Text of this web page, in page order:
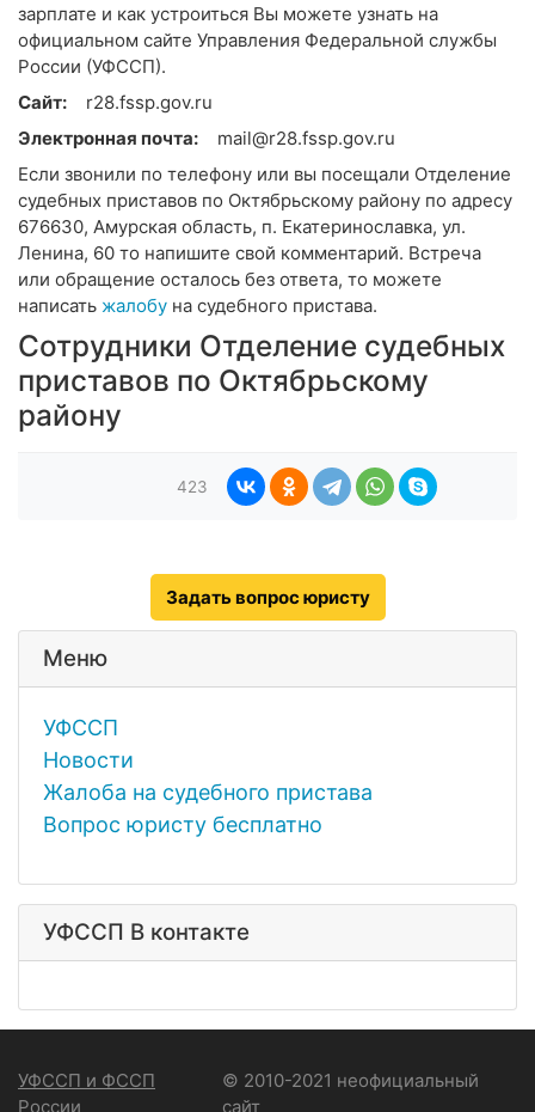
зарплате и как устроиться Вы можете узнать на
официальном сайте Управления Федеральной службы
России (УФССП).
Сайт:
r28.fssp.gov.ru
Электронная почта:
mail@r28.fssp.gov.ru
Если звонили по телефону или вы посещали Отделение
судебных приставов по Октябрьскому району по адресу
676630, Амурская область, п. Екатеринославка, ул.
Ленина, 60 то напишите свой комментарий. Встреча
или обращение осталось без ответа, то можете
написать жалобу на судебного пристава.
Сотрудники Отделение судебных
приставов по Октябрьскому
району
423
Задать вопрос юристу
Меню
УФССП
Новости
Жалоба на судебного пристава
Вопрос юристу бесплатно
УФССП В контакте
УФССП и ФССП
России
© 2010-2021 неофициальный
сайт